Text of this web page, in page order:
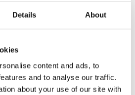
Details About
content and ads, to
and to analyse our traffic.
about your use of our site with